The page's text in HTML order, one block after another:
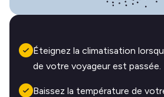
Éteignez la climatisation
de votre voyageur est passée.
Baissez la température de